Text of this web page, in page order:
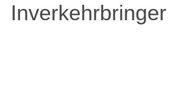
Inverkehrbringer